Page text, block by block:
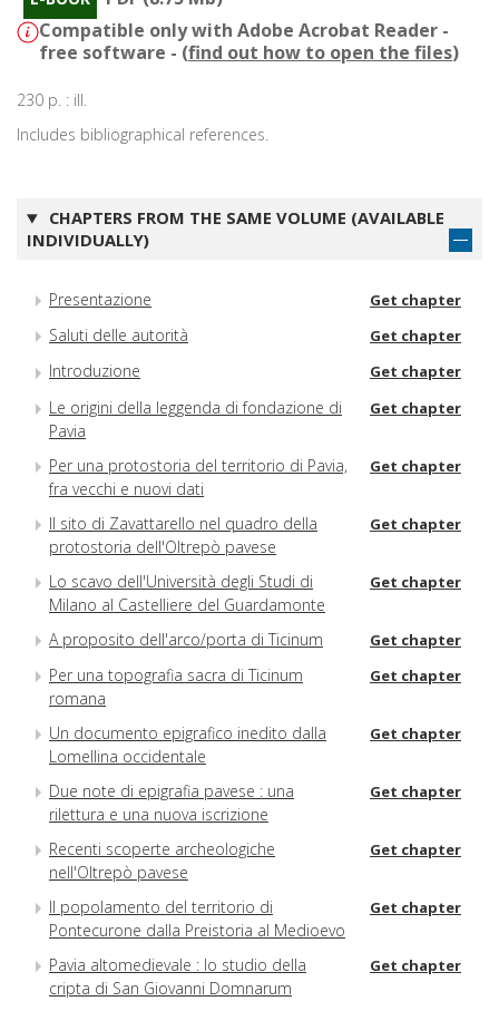
Compatible only with Adobe Acrobat Reader -
free software - (find out how to open the files)
230 p. : ill.
Includes bibliographical references.
CHAPTERS FROM THE SAME VOLUME (AVAILABLE
INDIVIDUALLY)
Presentazione Get chapter
Saluti delle autorità Get chapter
Introduzione Get chapter
Le origini della leggenda di fondazione di
Pavia
Get chapter
Per una protostoria del territorio di Pavia,
fra vecchi e nuovi dati
Get chapter
Il sito di Zavattarello nel quadro della
protostoria dell'Oltrepò pavese
Get chapter
Lo scavo dell'Università degli Studi di
Milano al Castelliere del Guardamonte
Get chapter
A proposito dell'arco/porta di Ticinum Get chapter
Per una topografia sacra di Ticinum
romana
Get chapter
Un documento epigrafico inedito dalla
Lomellina occidentale
Get chapter
Due note di epigrafia pavese : una
rilettura e una nuova iscrizione
Get chapter
Recenti scoperte archeologiche
nell'Oltrepò pavese
Get chapter
Il popolamento del territorio di
Pontecurone dalla Preistoria al Medioevo
Get chapter
Pavia altomedievale : lo studio della
cripta di San Giovanni Domnarum
Get chapter